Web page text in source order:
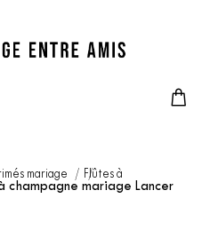
mariage
Flûtes à
champagne mariage Lancer